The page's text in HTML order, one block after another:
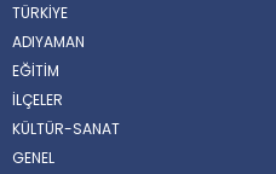
TÜRKİYE
ADIYAMAN
EĞİTİM
İLÇELER
KÜLTÜR-SANAT
GENEL